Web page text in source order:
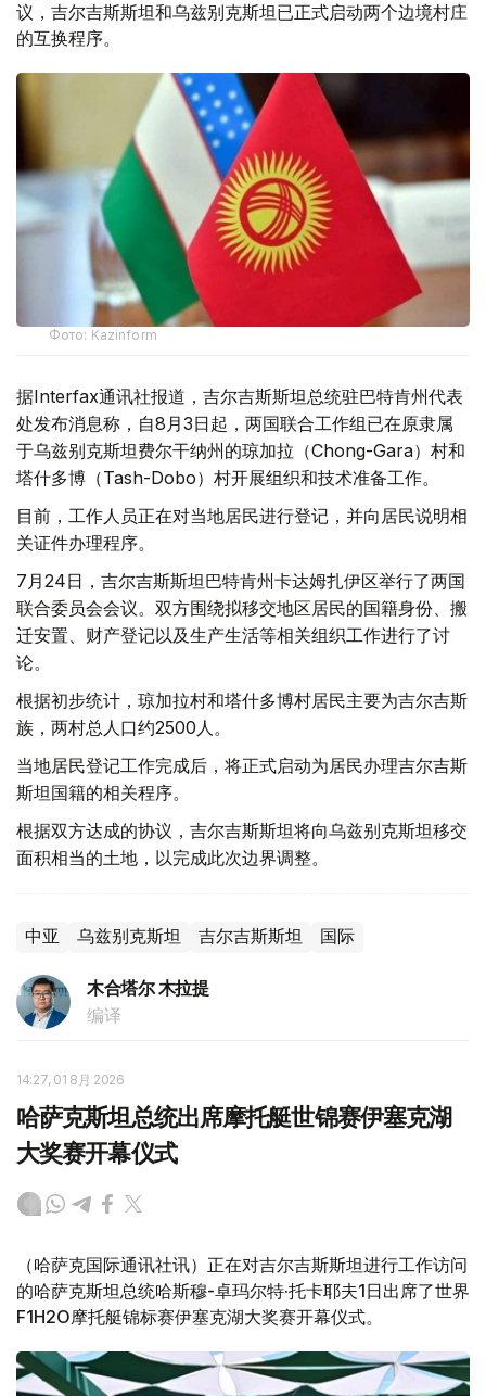
议，吉尔吉斯斯坦和乌兹别克斯坦已正式启动两个边境村庄
的互换程序。
Фото: Kazinform
据Interfax通讯社报道，吉尔吉斯斯坦总统驻巴特肯州代表
处发布消息称，自8月3日起，两国联合工作组已在原隶属
于乌兹别克斯坦费尔干纳州的琼加拉（Chong-Gara）村和
塔什多博（Tash-Dobo）村开展组织和技术准备工作。
目前，工作人员正在对当地居民进行登记，并向居民说明相
关证件办理程序。
7月24日，吉尔吉斯斯坦巴特肯州卡达姆扎伊区举行了两国
联合委员会会议。双方围绕拟移交地区居民的国籍身份、搬
迁安置、财产登记以及生产生活等相关组织工作进行了讨
论。
根据初步统计，琼加拉村和塔什多博村居民主要为吉尔吉斯
族，两村总人口约2500人。
当地居民登记工作完成后，将正式启动为居民办理吉尔吉斯
斯坦国籍的相关程序。
根据双方达成的协议，吉尔吉斯斯坦将向乌兹别克斯坦移交
面积相当的土地，以完成此次边界调整。
中亚 乌兹别克斯坦 吉尔吉斯斯坦 国际
木合塔尔 木拉提
编译
14:27, 01 8月 2026
哈萨克斯坦总统出席摩托艇世锦赛伊塞克湖
大奖赛开幕仪式
（哈萨克国际通讯社讯）正在对吉尔吉斯斯坦进行工作访问
的哈萨克斯坦总统哈斯穆-卓玛尔特·托卡耶夫1日出席了世界
F1H2O摩托艇锦标赛伊塞克湖大奖赛开幕仪式。